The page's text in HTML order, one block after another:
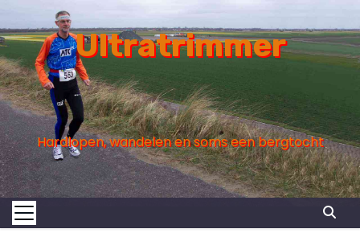
k
i
p
t
o
c
o
n
Ultratrimmer
Hardlopen, wandelen en soms een bergtocht